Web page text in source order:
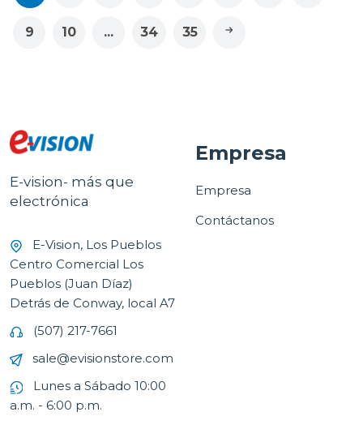
9 10 ... 34 35
E-vision- más que
electrónica
E-Vision, Los Pueblos
Centro Comercial Los
Pueblos (Juan Díaz)
Detrás de Conway, local A7
(507) 217-7661
sale@evisionstore.com
Lunes a Sábado 10:00
a.m. - 6:00 p.m.
Empresa
Empresa
Contáctanos